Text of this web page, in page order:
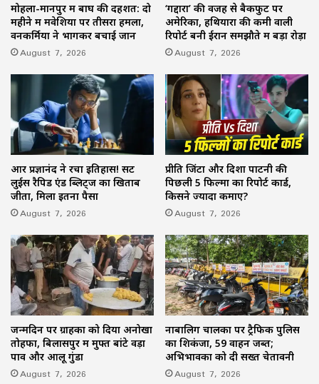
मोहला-मानपुर में बाघ की दहशत: दो
महीने में मवेशियों पर तीसरा हमला,
वनकर्मियों ने भागकर बचाई जान
August 7, 2026
‘गद्दारों’ की वजह से बैकफुट पर
अमेरिका, हथियारों की कमी वाली
रिपोर्ट बनी ईरान समझौते में बड़ा रोड़ा
August 7, 2026
आर प्रज्ञानंद ने रचा इतिहास! सेंट
लुईस रैपिड एंड ब्लिट्ज का खिताब
जीता, मिला इतना पैसा
August 7, 2026
प्रीति जिंटा और दिशा पाटनी की
पिछली 5 फिल्मों का रिपोर्ट कार्ड,
किसने ज्यादा कमाए?
August 7, 2026
जन्मदिन पर ग्राहकों को दिया अनोखा
तोहफा, बिलासपुर में मुफ्त बांटे वड़ा
पाव और आलू गुंडा
August 7, 2026
नाबालिग चालकों पर ट्रैफिक पुलिस
का शिकंजा, 59 वाहन जब्त;
अभिभावकों को दी सख्त चेतावनी
August 7, 2026